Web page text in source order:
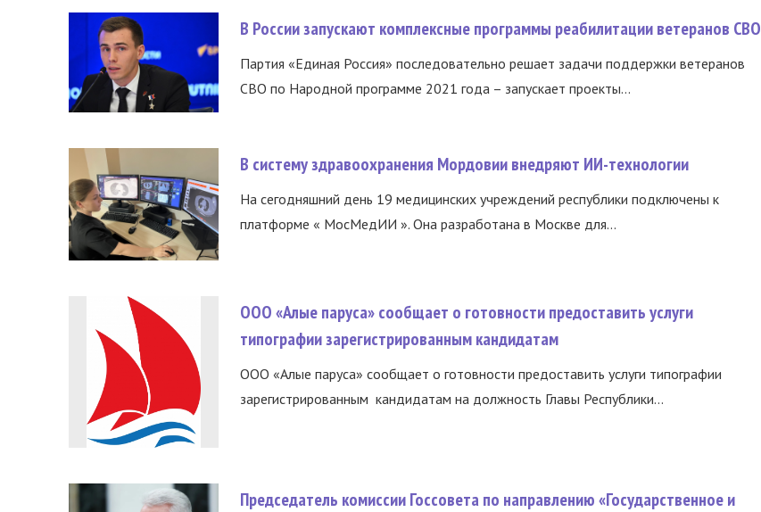
В России запускают комплексные программы реабилитации ветеранов СВО
Партия «Единая Россия» последовательно решает задачи поддержки ветеранов
СВО по Народной программе 2021 года – запускает проекты...
В систему здравоохранения Мордовии внедряют ИИ-технологии
На сегодняшний день 19 медицинских учреждений республики подключены к
платформе « МосМедИИ ». Она разработана в Москве для...
ООО «Алые паруса» сообщает о готовности предоставить услуги
типографии зарегистрированным кандидатам
ООО «Алые паруса» сообщает о готовности предоставить услуги типографии
зарегистрированным кандидатам на должность Главы Республики...
Председатель комиссии Госсовета по направлению «Государственное и